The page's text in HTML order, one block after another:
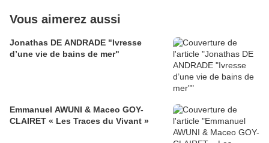
Vous aimerez aussi
Jonathas DE ANDRADE "Ivresse
d’une vie de bains de mer"
Emmanuel AWUNI & Maceo GOY-
CLAIRET « Les Traces du Vivant »